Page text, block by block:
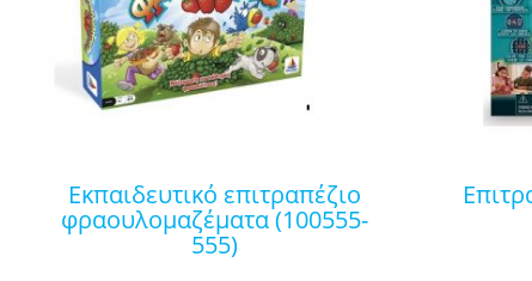
εκπαιδευτικό επιτραπέζιο
φραουλομαζέματα (100555-
555)
επιτραπεζιο safe breaker